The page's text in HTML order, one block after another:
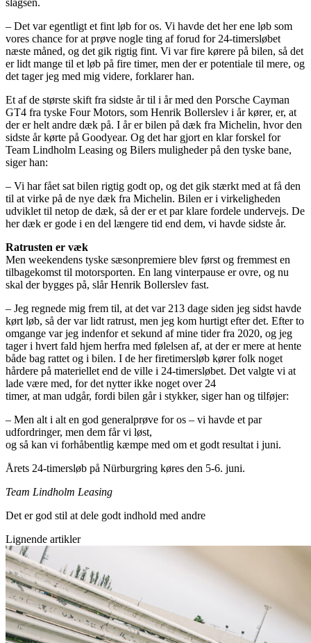
– Det var egentligt et fint løb for os. Vi havde det her ene løb som
vores chance for at prøve nogle ting af forud for 24-timersløbet
næste måned, og det gik rigtig fint. Vi var fire kørere på bilen, så det
er lidt mange til et løb på fire timer, men der er potentiale til mere, og
det tager jeg med mig videre, forklarer han.
Et af de største skift fra sidste år til i år med den Porsche Cayman
GT4 fra tyske Four Motors, som Henrik Bollerslev i år kører, er, at
der er helt andre dæk på. I år er bilen på dæk fra Michelin, hvor den
sidste år kørte på Goodyear. Og det har gjort en klar forskel for
Team Lindholm Leasing og Bilers muligheder på den tyske bane,
siger han:
– Vi har fået sat bilen rigtig godt op, og det gik stærkt med at få den
til at virke på de nye dæk fra Michelin. Bilen er i virkeligheden
udviklet til netop de dæk, så der er et par klare fordele undervejs. De
her dæk er gode i en del længere tid end dem, vi havde sidste år.
Ratrusten er væk
Men weekendens tyske sæsonpremiere blev først og fremmest en
tilbagekomst til motorsporten. En lang vinterpause er ovre, og nu
skal der bygges på, slår Henrik Bollerslev fast.
– Jeg regnede mig frem til, at det var 213 dage siden jeg sidst havde
kørt løb, så der var lidt ratrust, men jeg kom hurtigt efter det. Efter to
omgange var jeg indenfor et sekund af mine tider fra 2020, og jeg
tager i hvert fald hjem herfra med følelsen af, at der er mere at hente
både bag rattet og i bilen. I de her firetimersløb kører folk noget
hårdere på materiellet end de ville i 24-timersløbet. Det valgte vi at
lade være med, for det nytter ikke noget over 24
timer, at man udgår, fordi bilen går i stykker, siger han og tilføjer:
– Men alt i alt en god generalprøve for os – vi havde et par
udfordringer, men dem får vi løst,
og så kan vi forhåbentlig kæmpe med om et godt resultat i juni.
Årets 24-timersløb på Nürburgring køres den 5-6. juni.
Team Lindholm Leasing
Det er god stil at dele godt indhold med andre
Lignende artikler